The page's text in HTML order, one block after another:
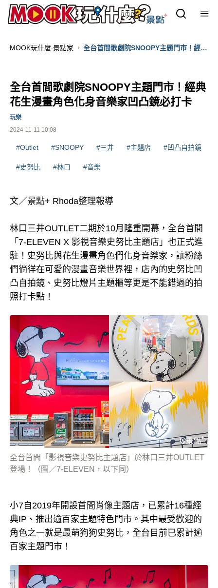
MOOK玩什麼‧景點家
全台首間歌劇院SNOOPY主題門市！經典
全台首間歌劇院SNOOPY主題門市！經典
花生漫畫角色化身音樂家凹凸鏡必打卡
2024-11-11 10:08
玩樂
#Outlet #SNOOPY #三井 #主題店 #凹凸自拍鏡
#史努比 #林口 #音樂
文／景點+ Rhoda整理報導
林口三井OUTLET二期於10月隆重開幕，全台首間
「7-ELEVEN X 影視音樂史努比主題店」也正式進
駐！史努比與花生漫畫角色們化身音樂家，讓粉絲
們徜徉在可愛的漫畫音樂世界裡，店內的史努比凹
凸自拍鏡、史努比燈片主題櫃等更是不能錯過的拍
照打卡點！
全台首間「影視音樂史努比主題店」於林口三井OUTLET
登場！（圖／7-ELEVEN，以下同）
小7自2019年開設首間肖像主題店，已累計16種經
典IP、推出逾百家主題特色門市。其中最受歡迎的
角色之一就是最萌狗狗史努比，全台目前已累計逾
百家主題門市！